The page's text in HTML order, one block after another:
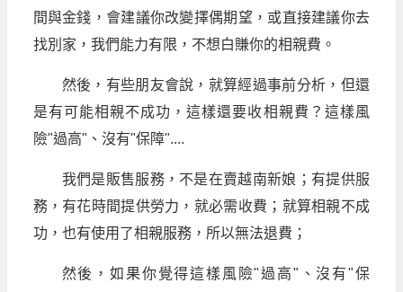
間與金錢，會建議你改變擇偶期望，或直接建議你去
找別家，我們能力有限，不想白賺你的相親費。
然後，有些朋友會說，就算經過事前分析，但還
是有可能相親不成功，這樣還要收相親費？這樣風
險"過高"、沒有"保障"....
我們是販售服務，不是在賣越南新娘；有提供服
務，有花時間提供勞力，就必需收費；就算相親不成
功，也有使用了相親服務，所以無法退費；
然後，如果你覺得這樣風險"過高"、沒有"保